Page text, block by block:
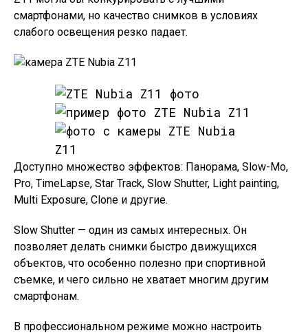
смартфонами, но качество снимков в условиях
слабого освещения резко падает.
Доступно множество эффектов: Панорама, Slow-Mo,
Pro, TimeLapse, Star Track, Slow Shutter, Light painting,
Multi Exposure, Clone и другие.
Slow Shutter — один из самых интересных. Он
позволяет делать снимки быстро движущихся
объектов, что особенно полезно при спортивной
съемке, и чего сильно не хватает многим другим
смартфонам.
В профессиональном режиме можно настроить